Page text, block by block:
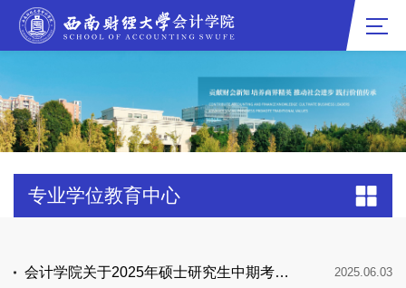
专业学位教育中心
会计学院关于2025年硕士研究生中期考核、学位论文相关工作的通知 2025.06.03